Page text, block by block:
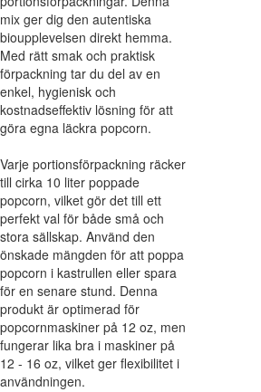
mix ger dig den autentiska
bioupplevelsen direkt hemma.
Med rätt smak och praktisk
förpackning tar du del av en
enkel, hygienisk och
kostnadseffektiv lösning för att
göra egna läckra popcorn.
Varje portionsförpackning räcker
till cirka 10 liter poppade
popcorn, vilket gör det till ett
perfekt val för både små och
stora sällskap. Använd den
önskade mängden för att poppa
popcorn i kastrullen eller spara
för en senare stund. Denna
produkt är optimerad för
popcornmaskiner på 12 oz, men
fungerar lika bra i maskiner på
12 - 16 oz, vilket ger flexibilitet i
användningen.